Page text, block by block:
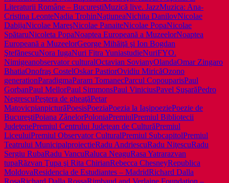
Literaturii Române – BucureştiMuzică live. JazzMuzica: Ana-
Cristina LeonteNadia TrohinNaţiuneaNichita DanilovNicolae
DabijaNicolae MareşNicolae PanaiteNicolae PopaNicolae
SpătaruNicoleta PopaNoaptea Europeană a MuzeelorNoaptea
Europeană a MuzeelorGeorge Mihăiţă şi Ion Bogdan
ŞtefănescuNora IugaNuri Fitra YuniastudieNuriFYO.
Nimigeanobservator culturalOctavian SovianyOlandaOmar Zingaro
BhatiaOnofraş CostelOskar PastiorOvidiu MiricăOzono
generationParadigmaParam TomanecParcul CopouparisPaul
GorbanPaul MellorPaul SimmonsPaul ViniciusPavel ŞuşarăPedro
NegrescuPeştera de gheaţăPetar
MatovicpianpicturăPoesisPoeziaPoezia la IaşipoeziePoezie de
BucureştiPoiana ZânelorPoloniaPremiulPremiul Bibliotecii
JudeţenePremiul Centrului Judeţean de CulturăPremiul
LiceuluiPremiul Observator CulturalPremiul SubcapitolPremiul
Teatrului MunicipalproiectieRadu AndriescuRadu NiţescuRadu
Sergiu RubaRadu VancuRaluca NeaguRasa Yatrarazvan
tupaRăzvan Ţupa şi Rita ChirianRebecca ChesneyRepublica
MoldovaResidencia de Estudiantes – MadridRichard Dalla